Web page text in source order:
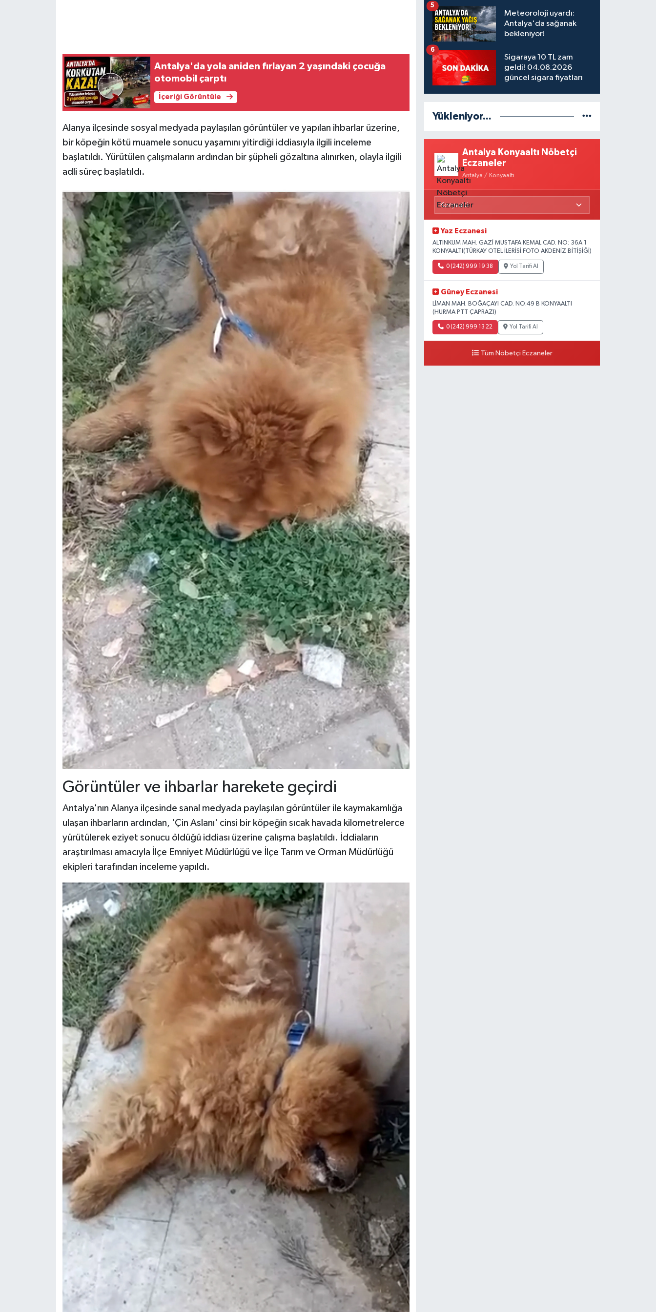
Antalya'da yola aniden fırlayan 2 yaşındaki çocuğa
otomobil çarptı
İçeriği Görüntüle
Alanya ilçesinde sosyal medyada paylaşılan görüntüler ve yapılan ihbarlar üzerine,
bir köpeğin kötü muamele sonucu yaşamını yitirdiği iddiasıyla ilgili inceleme
başlatıldı. Yürütülen çalışmaların ardından bir şüpheli gözaltına alınırken, olayla ilgili
adli süreç başlatıldı.
Görüntüler ve ihbarlar harekete geçirdi
Antalya'nın Alanya ilçesinde sanal medyada paylaşılan görüntüler ile kaymakamlığa
ulaşan ihbarların ardından, 'Çin Aslanı' cinsi bir köpeğin sıcak havada kilometrelerce
yürütülerek eziyet sonucu öldüğü iddiası üzerine çalışma başlatıldı. İddiaların
araştırılması amacıyla İlçe Emniyet Müdürlüğü ve İlçe Tarım ve Orman Müdürlüğü
ekipleri tarafından inceleme yapıldı.
Meteoroloji uyardı:
Antalya'da sağanak
bekleniyor!
5
Sigaraya 10 TL zam
geldi! 04.08.2026
güncel sigara fiyatları
6
Yükleniyor...
Antalya Konyaaltı Nöbetçi
Eczaneler
Antalya / Konyaaltı
Yaz Eczanesi
ALTINKUM MAH. GAZİ MUSTAFA KEMAL CAD. NO: 36A 1
KONYAALTI(TÜRKAY OTEL İLERİSİ.FOTO AKDENİZ BİTİŞİĞİ)
0 (242) 999 19 38 Yol Tarifi Al
Güney Eczanesi
LİMAN MAH. BOĞAÇAYI CAD. NO:49 B KONYAALTI
(HURMA PTT ÇAPRAZI)
0 (242) 999 13 22 Yol Tarifi Al
Tüm Nöbetçi Eczaneler